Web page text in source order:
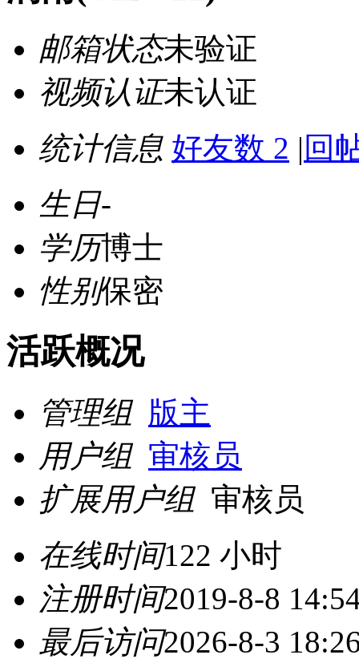
邮箱状态未验证
视频认证未认证
统计信息 好友数 2 | 回
生日-
学历博士
性别保密
活跃概况
管理组 版主
用户组 审核员
扩展用户组 审核员
在线时间122 小时
注册时间2019-8-8
最后访问2026-8-3